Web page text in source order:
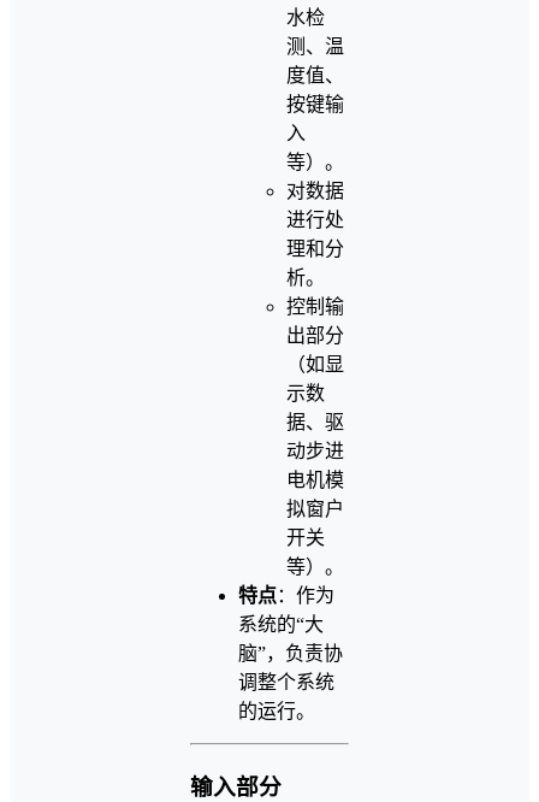
水检
测、温
度值、
按键输
入
等）。
对数据
进行处
理和分
析。
控制输
出部分
（如显
示数
据、驱
动步进
电机模
拟窗户
开关
等）。
特点：作为
系统的“大
脑”，负责协
调整个系统
的运行。
输入部分